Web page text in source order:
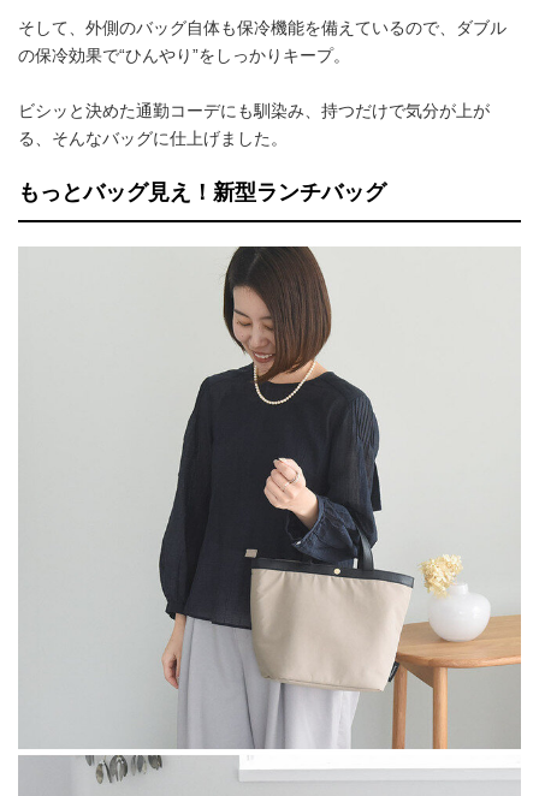
そして、外側のバッグ自体も保冷機能を備えているので、ダブル
の保冷効果で“ひんやり”をしっかりキープ。
ビシッと決めた通勤コーデにも馴染み、持つだけで気分が上が
る、そんなバッグに仕上げました。
もっとバッグ見え！新型ランチバッグ